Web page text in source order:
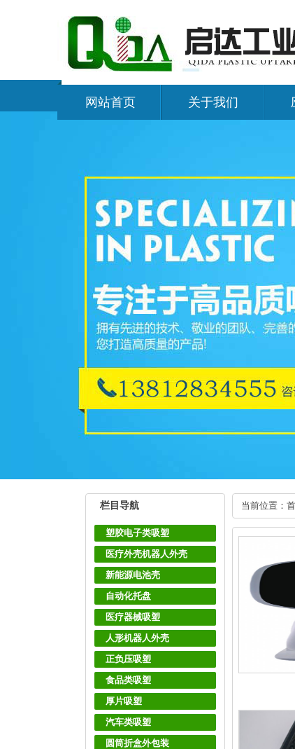
网站首页 关于我们
栏目导航
塑胶电子类吸塑
医疗外壳机器人外壳
新能源电池壳
自动化托盘
医疗器械吸塑
人形机器人外壳
正负压吸塑
食品类吸塑
厚片吸塑
汽车类吸塑
圆筒折盒外包装
当前位置：